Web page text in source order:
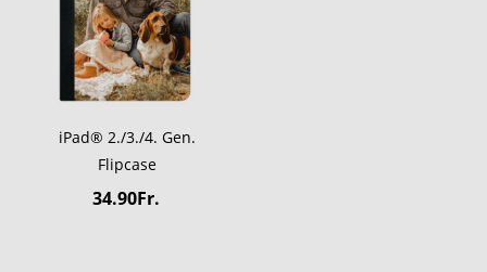
iPad® 2./3./4. Gen.
Flipcase
34.90Fr.